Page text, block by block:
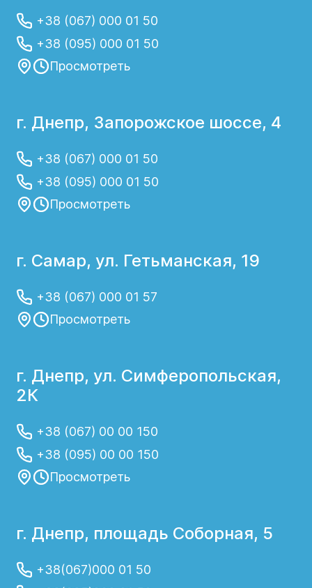
колэктомия – полное удаление толстого
кишечника с сохранением прямой кишки;
низкая передняя резекция прямой кишки
кишкой;
(сигмоидэктомия) – удаление всей
сигмовидной кишки (предпоследнего
отдела толстой кишки) или ее части;
сообщения между желудком и
кишечником;
операция при кишечной непроходимости
– удаление участка кишечника или спаек,
которые вызывают непроходимость, по
резекция желудка – удаление части
желудка с последующим
геморроидальных узлов;
грыжесечение (герниопластика) –
ворот синтетическими имплантатами);
печени, пораженной патологическим
+38 (067) 000 01 50
+38 (095) 000 01 50
Просмотреть
г. Днепр, Запорожское шоссе, 4
+38 (067) 000 01 50
+38 (095) 000 01 50
Просмотреть
г. Самар, ул. Гетьманская, 19
+38 (067) 000 01 57
Просмотреть
г. Днепр, ул. Симферопольская,
2К
+38 (067) 00 00 150
+38 (095) 00 00 150
Просмотреть
г. Днепр, площадь Соборная, 5
+38(067)000 01 50